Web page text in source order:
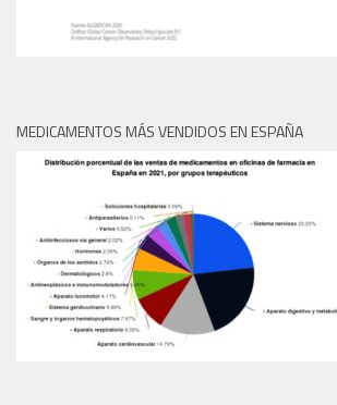
MEDICAMENTOS MÁS VENDIDOS EN ESPAÑA